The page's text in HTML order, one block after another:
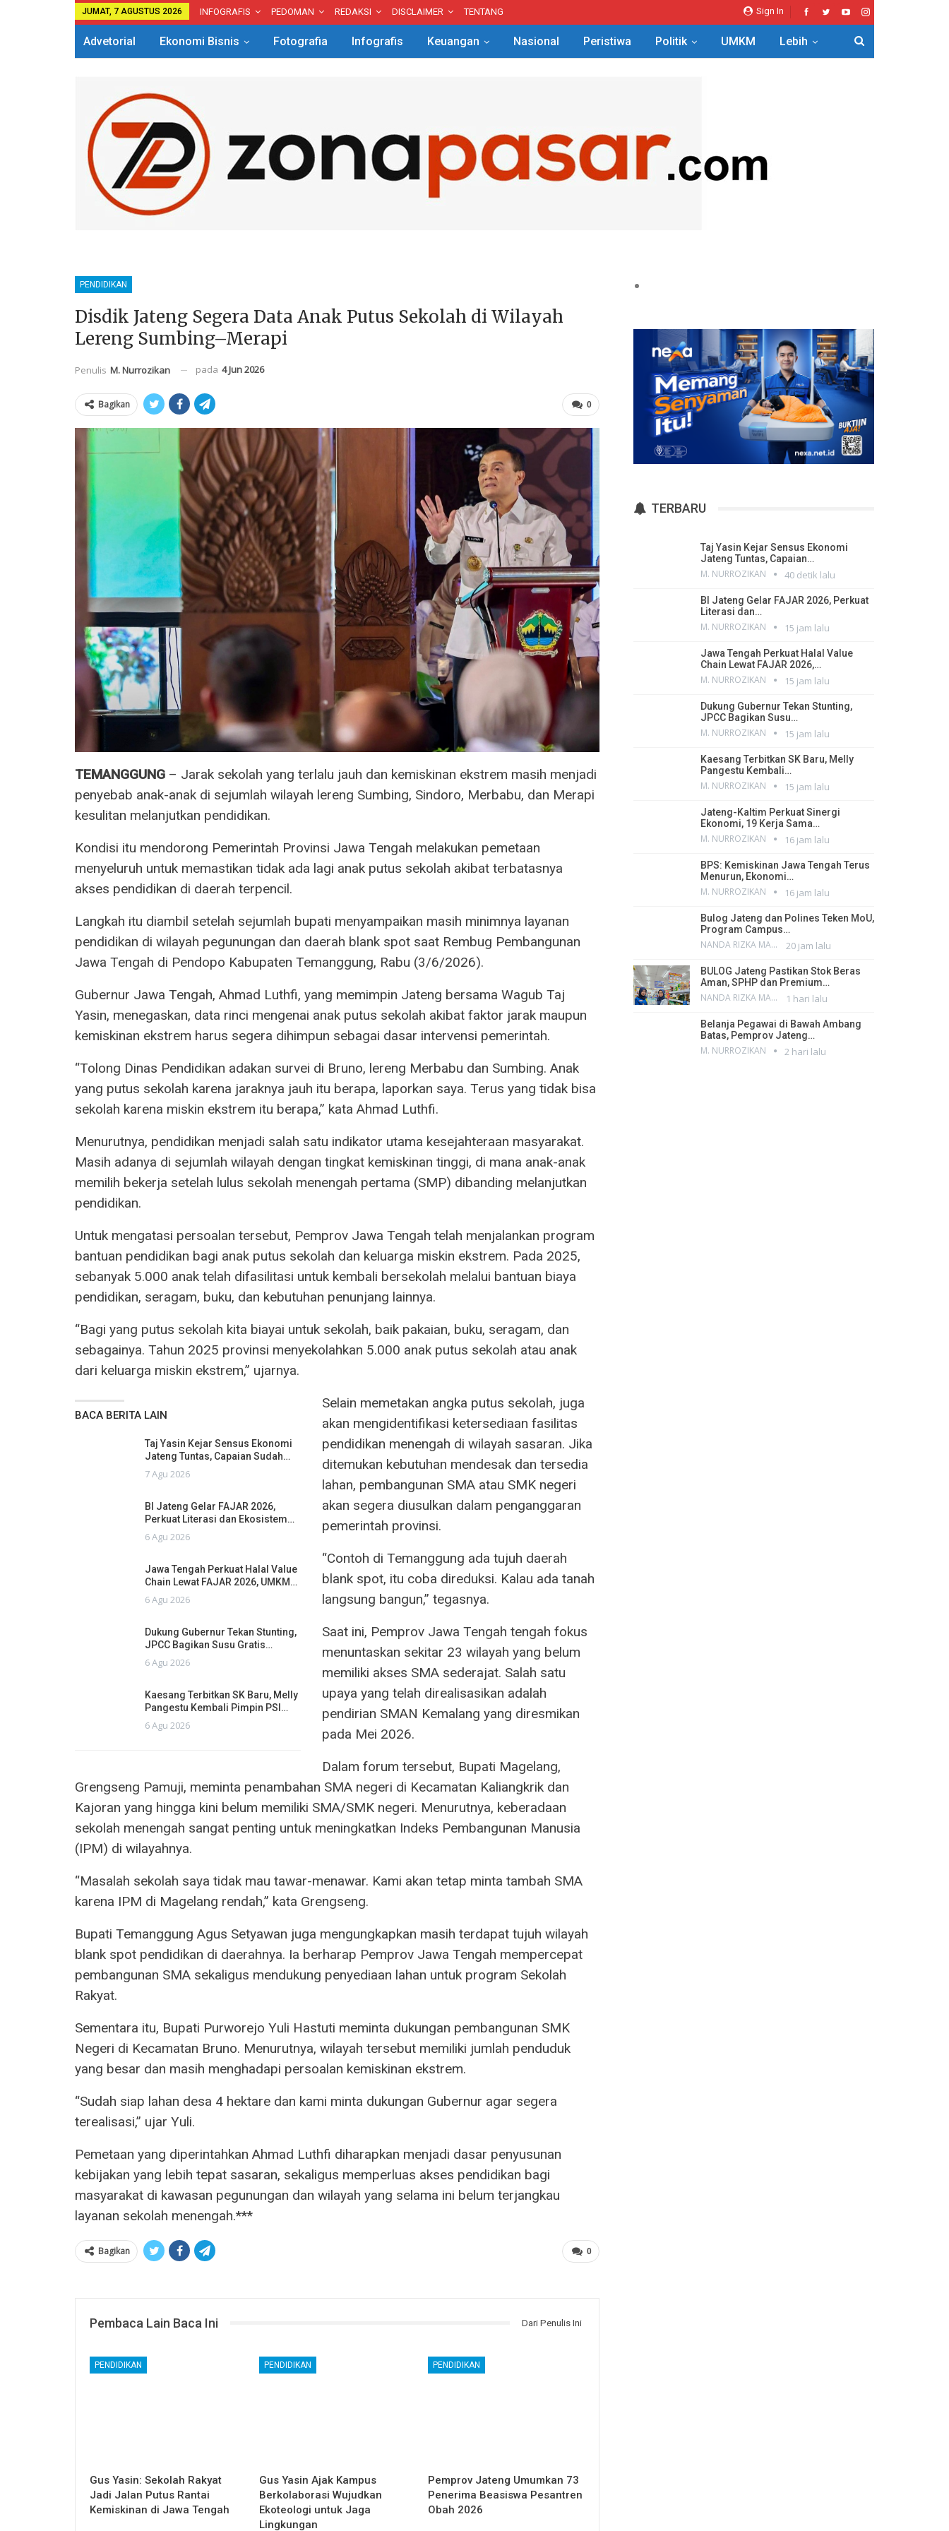
Sign In
JUMAT, 7 AGUSTUS 2026 INFOGRAFIS PEDOMAN REDAKSI DISCLAIMER TENTANG
Advetorial Ekonomi Bisnis Fotografia Infografis Keuangan Nasional Peristiwa Politik UMKM Lebih
PENDIDIKAN
Disdik Jateng Segera Data Anak Putus Sekolah di Wilayah
Lereng Sumbing–Merapi
Penulis M. Nurrozikan pada 4 Jun 2026
0
Bagikan
TEMANGGUNG – Jarak sekolah yang terlalu jauh dan kemiskinan ekstrem masih menjadi
penyebab anak-anak di sejumlah wilayah lereng Sumbing, Sindoro, Merbabu, dan Merapi
kesulitan melanjutkan pendidikan.
Kondisi itu mendorong Pemerintah Provinsi Jawa Tengah melakukan pemetaan
menyeluruh untuk memastikan tidak ada lagi anak putus sekolah akibat terbatasnya
akses pendidikan di daerah terpencil.
Langkah itu diambil setelah sejumlah bupati menyampaikan masih minimnya layanan
pendidikan di wilayah pegunungan dan daerah blank spot saat Rembug Pembangunan
Jawa Tengah di Pendopo Kabupaten Temanggung, Rabu (3/6/2026).
Gubernur Jawa Tengah, Ahmad Luthfi, yang memimpin Jateng bersama Wagub Taj
Yasin, menegaskan, data rinci mengenai anak putus sekolah akibat faktor jarak maupun
kemiskinan ekstrem harus segera dihimpun sebagai dasar intervensi pemerintah.
“Tolong Dinas Pendidikan adakan survei di Bruno, lereng Merbabu dan Sumbing. Anak
yang putus sekolah karena jaraknya jauh itu berapa, laporkan saya. Terus yang tidak bisa
sekolah karena miskin ekstrem itu berapa,” kata Ahmad Luthfi.
Menurutnya, pendidikan menjadi salah satu indikator utama kesejahteraan masyarakat.
Masih adanya di sejumlah wilayah dengan tingkat kemiskinan tinggi, di mana anak-anak
memilih bekerja setelah lulus sekolah menengah pertama (SMP) dibanding melanjutkan
pendidikan.
Untuk mengatasi persoalan tersebut, Pemprov Jawa Tengah telah menjalankan program
bantuan pendidikan bagi anak putus sekolah dan keluarga miskin ekstrem. Pada 2025,
sebanyak 5.000 anak telah difasilitasi untuk kembali bersekolah melalui bantuan biaya
pendidikan, seragam, buku, dan kebutuhan penunjang lainnya.
“Bagi yang putus sekolah kita biayai untuk sekolah, baik pakaian, buku, seragam, dan
sebagainya. Tahun 2025 provinsi menyekolahkan 5.000 anak putus sekolah atau anak
dari keluarga miskin ekstrem,” ujarnya.
BACA BERITA LAIN
Taj Yasin Kejar Sensus Ekonomi
Jateng Tuntas, Capaian Sudah…
7 Agu 2026
BI Jateng Gelar FAJAR 2026,
Perkuat Literasi dan Ekosistem…
6 Agu 2026
Jawa Tengah Perkuat Halal Value
Chain Lewat FAJAR 2026, UMKM…
6 Agu 2026
Dukung Gubernur Tekan Stunting,
JPCC Bagikan Susu Gratis…
6 Agu 2026
Kaesang Terbitkan SK Baru, Melly
Pangestu Kembali Pimpin PSI…
6 Agu 2026
Selain memetakan angka putus sekolah, juga
akan mengidentifikasi ketersediaan fasilitas
pendidikan menengah di wilayah sasaran. Jika
ditemukan kebutuhan mendesak dan tersedia
lahan, pembangunan SMA atau SMK negeri
akan segera diusulkan dalam penganggaran
pemerintah provinsi.
“Contoh di Temanggung ada tujuh daerah
blank spot, itu coba direduksi. Kalau ada tanah
langsung bangun,” tegasnya.
Saat ini, Pemprov Jawa Tengah tengah fokus
menuntaskan sekitar 23 wilayah yang belum
memiliki akses SMA sederajat. Salah satu
upaya yang telah direalisasikan adalah
pendirian SMAN Kemalang yang diresmikan
pada Mei 2026.
Dalam forum tersebut, Bupati Magelang,
Grengseng Pamuji, meminta penambahan SMA negeri di Kecamatan Kaliangkrik dan
Kajoran yang hingga kini belum memiliki SMA/SMK negeri. Menurutnya, keberadaan
sekolah menengah sangat penting untuk meningkatkan Indeks Pembangunan Manusia
(IPM) di wilayahnya.
“Masalah sekolah saya tidak mau tawar-menawar. Kami akan tetap minta tambah SMA
karena IPM di Magelang rendah,” kata Grengseng.
Bupati Temanggung Agus Setyawan juga mengungkapkan masih terdapat tujuh wilayah
blank spot pendidikan di daerahnya. Ia berharap Pemprov Jawa Tengah mempercepat
pembangunan SMA sekaligus mendukung penyediaan lahan untuk program Sekolah
Rakyat.
Sementara itu, Bupati Purworejo Yuli Hastuti meminta dukungan pembangunan SMK
Negeri di Kecamatan Bruno. Menurutnya, wilayah tersebut memiliki jumlah penduduk
yang besar dan masih menghadapi persoalan kemiskinan ekstrem.
“Sudah siap lahan desa 4 hektare dan kami minta dukungan Gubernur agar segera
terealisasi,” ujar Yuli.
Pemetaan yang diperintahkan Ahmad Luthfi diharapkan menjadi dasar penyusunan
kebijakan yang lebih tepat sasaran, sekaligus memperluas akses pendidikan bagi
masyarakat di kawasan pegunungan dan wilayah yang selama ini belum terjangkau
layanan sekolah menengah.***
0
Bagikan
Pembaca Lain Baca Ini Dari Penulis Ini
PENDIDIKAN
Gus Yasin: Sekolah Rakyat
Jadi Jalan Putus Rantai
Kemiskinan di Jawa Tengah
PENDIDIKAN
Gus Yasin Ajak Kampus
Berkolaborasi Wujudkan
Ekoteologi untuk Jaga
Lingkungan
PENDIDIKAN
Pemprov Jateng Umumkan 73
Penerima Beasiswa Pesantren
Obah 2026
TERBARU
Taj Yasin Kejar Sensus Ekonomi
Jateng Tuntas, Capaian…
M. NURROZIKAN 40 detik lalu
BI Jateng Gelar FAJAR 2026, Perkuat
Literasi dan…
M. NURROZIKAN 15 jam lalu
Jawa Tengah Perkuat Halal Value
Chain Lewat FAJAR 2026,…
M. NURROZIKAN 15 jam lalu
Dukung Gubernur Tekan Stunting,
JPCC Bagikan Susu…
M. NURROZIKAN 15 jam lalu
Kaesang Terbitkan SK Baru, Melly
Pangestu Kembali…
M. NURROZIKAN 15 jam lalu
Jateng-Kaltim Perkuat Sinergi
Ekonomi, 19 Kerja Sama…
M. NURROZIKAN 16 jam lalu
BPS: Kemiskinan Jawa Tengah Terus
Menurun, Ekonomi…
M. NURROZIKAN 16 jam lalu
Bulog Jateng dan Polines Teken MoU,
Program Campus…
NANDA RIZKA MAHENDRA 20 jam lalu
BULOG Jateng Pastikan Stok Beras
Aman, SPHP dan Premium…
NANDA RIZKA MAHENDRA 1 hari lalu
Belanja Pegawai di Bawah Ambang
Batas, Pemprov Jateng…
M. NURROZIKAN 2 hari lalu